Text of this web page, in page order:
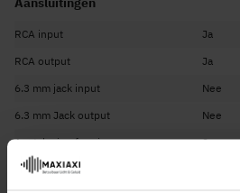
1" titanium compressie-driver
Uitgangsvermogen: 500 watt
Accu: 12 volt
Frequentiebereik: 50Hz - 19kHz
Gewicht ca. 14kg
RCA input
Ja
RCA output
Ja
6.3 mm jack input
Nee
6.3 mm Jack output
Nee
Aantal microfooningangen
2
Type stekker
IEC